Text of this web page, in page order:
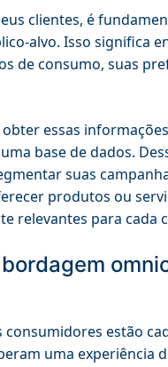
clientes, é
alvo. Isso significa
de consumo, suas
essas
base de dados.
suas
produtos ou
relevantes para cada
estão
uma experiência